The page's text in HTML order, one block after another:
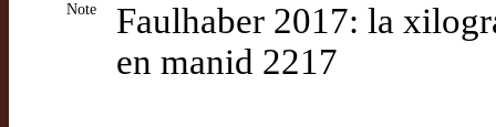
Note
Faulhaber 2017: la
en manid 2217